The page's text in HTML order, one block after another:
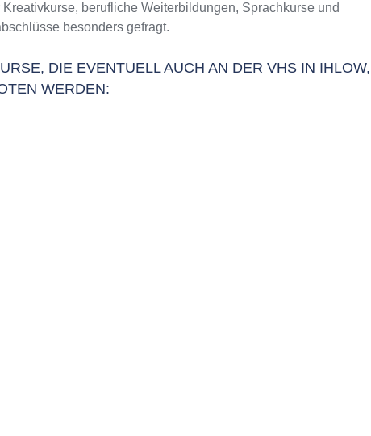
berufliche Weiterbildungen, Sprachkurse und
besonders gefragt.
DIE EVENTUELL AUCH AN DER VHS IN IHLOW,
WERDEN: